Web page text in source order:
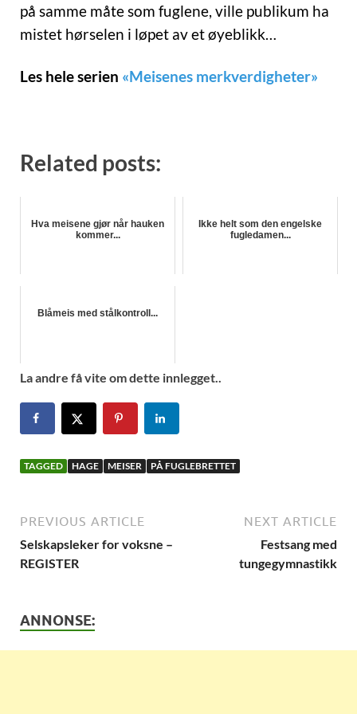
på samme måte som fuglene, ville publikum ha
mistet hørselen i løpet av et øyeblikk…
Les hele serien «Meisenes merkverdigheter»
Related posts:
Hva meisene gjør når hauken
kommer...
Ikke helt som den engelske
fugledamen...
Blåmeis med stålkontroll...
La andre få vite om dette innlegget..
TAGGED HAGE MEISER PÅ FUGLEBRETTET
PREVIOUS ARTICLE
Selskapsleker for voksne –
REGISTER
NEXT ARTICLE
Festsang med
tungegymnastikk
ANNONSE: